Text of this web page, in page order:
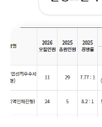
회원가입